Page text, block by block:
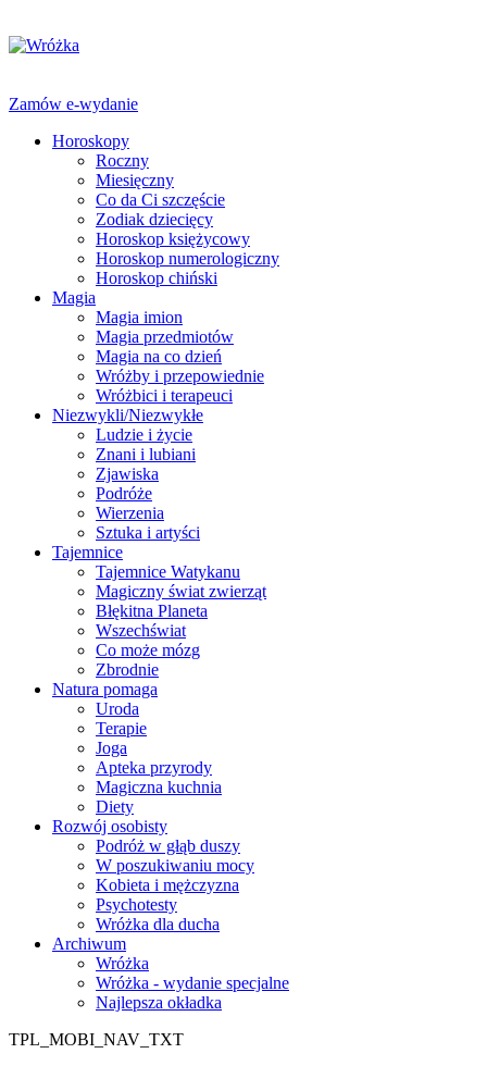
Zamów e-wydanie
Horoskopy
Roczny
Miesięczny
Co da Ci szczęście
Zodiak dziecięcy
Horoskop księżycowy
Horoskop numerologiczny
Horoskop chiński
Magia
Magia imion
Magia przedmiotów
Magia na co dzień
Wróżby i przepowiednie
Wróżbici i terapeuci
Niezwykli/Niezwykłe
Ludzie i życie
Znani i lubiani
Zjawiska
Podróże
Wierzenia
Sztuka i artyści
Tajemnice
Tajemnice Watykanu
Magiczny świat zwierząt
Błękitna Planeta
Wszechświat
Co może mózg
Zbrodnie
Natura pomaga
Uroda
Terapie
Joga
Apteka przyrody
Magiczna kuchnia
Diety
Rozwój osobisty
Podróż w głąb duszy
W poszukiwaniu mocy
Kobieta i mężczyzna
Psychotesty
Wróżka dla ducha
Archiwum
Wróżka
Wróżka - wydanie specjalne
Najlepsza okładka
TPL_MOBI_NAV_TXT